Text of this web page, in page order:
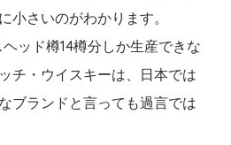
小さいのがわかります。
ッド樽14樽分しか生産できな
チ・ウイスキーは、日本では
ブランドと言っても過言では